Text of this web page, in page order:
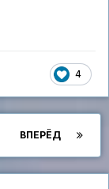
4
ВПЕРЁД